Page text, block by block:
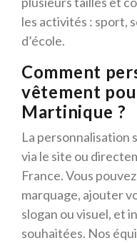
les activités : sport,
d’école.
Comment
vêtement
Martinique ?
La personnalisation
via le site ou
France. Vous
marquage, ajouter
slogan ou visuel, et
souhaitées. Nos